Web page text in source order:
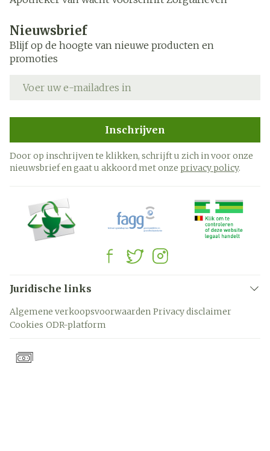
Nieuwsbrief
Blijf op de hoogte van nieuwe producten en
promoties
Inschrijven
Door op inschrijven te klikken, schrijft u zich in voor onze
nieuwsbrief en gaat u akkoord met onze privacy policy.
Juridische links
Algemene verkoopsvoorwaarden Privacy disclaimer
Cookies ODR-platform